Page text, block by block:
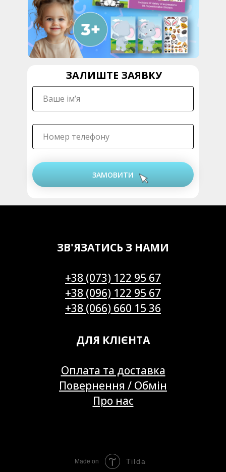
ЗАМОВИТИ
ЗАЛИШТЕ ЗАЯВКУ
ЗВ'ЯЗАТИСЬ З НАМИ
+38 (073) 122 95 67
+38 (096) 122 95 67
+38 (066) 660 15 36
ДЛЯ КЛІЄНТА
Оплата та доставка
Повернення / Обмін
Про нас
Made on Tilda